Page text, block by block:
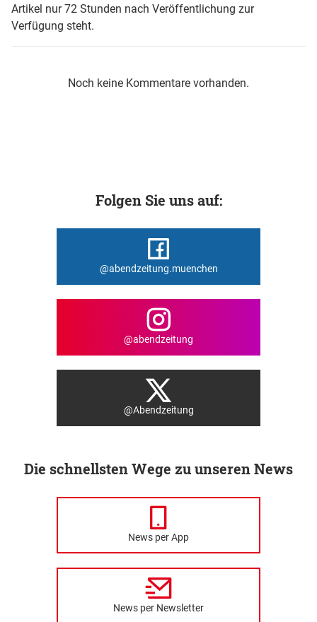
Artikel nur 72 Stunden nach Veröffentlichung zur
Verfügung steht.
Noch keine Kommentare vorhanden.
Folgen Sie uns auf:
@abendzeitung.muenchen
@abendzeitung
@Abendzeitung
Die schnellsten Wege zu unseren News
News per App
News per Newsletter